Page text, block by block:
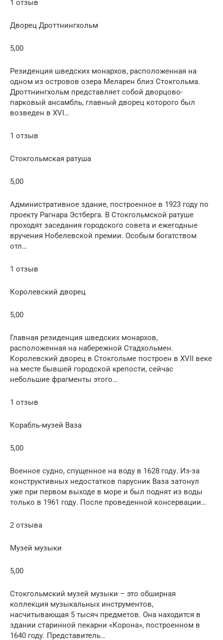
1 отзыв
Дворец Дроттнингхольм
5,00
Резиденция шведских монархов, расположенная на
одном из островов озера Меларен близ Стокгольма.
Дроттнингхольм представляет собой дворцово-
парковый ансамбль, главный дворец которого был
возведен в XVI…
1 отзыв
Стокгольмская ратуша
5,00
Административное здание, построенное в 1923 году по
проекту Рагнара Эстбергa. В Стокгольмской ратуше
проходят заседания городского совета и ежегодные
вручения Нобелевской премии. Особым богатством
отл…
1 отзыв
Королевский дворец
5,00
Главная резиденция шведских монархов,
расположенная на набережной Стадхольмен.
Королевский дворец в Стокгольме построен в XVII веке
на месте бывшей городской крепости, сейчас
небольшие фрагменты этого…
1 отзыв
Корабль-музей Ваза
5,00
Военное судно, спущенное на воду в 1628 году. Из-за
конструктивных недостатков парусник Ваза затонул
уже при первом выходе в море и был поднят из воды
только в 1961 году. После проведенной консервации…
2 отзыва
Музей музыки
5,00
Стокгольмский музей музыки – это обширная
коллекция музыкальных инструментов,
насчитывающая 5 тысяч предметов. Она находится в
здании старинной пекарни «Корона», построенном в
1640 году. Представитель…